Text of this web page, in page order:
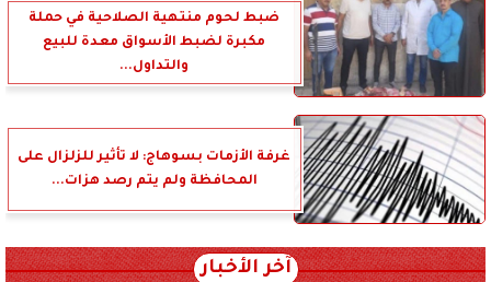
ضبط لحوم منتهية الصلاحية في حملة
مكبرة لضبط الأسواق معدة للبيع
والتداول...
غرفة الأزمات بسوهاج: لا تأثير للزلزال على
المحافظة ولم يتم رصد هزات...
آخر الأخبار